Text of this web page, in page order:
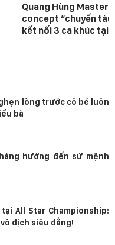
Quang Hùng
concept “chuyến tàu
kết nối 3 ca khúc tại
lòng trước cô bé luôn
bà
hướng đến sứ mệnh
All Star Championship:
địch siêu đẳng!